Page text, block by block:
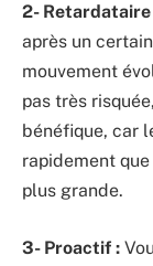
2- Retardataire
après un
mouvement
pas très
bénéfique, car
rapidement
plus grande.
3- Proactif :